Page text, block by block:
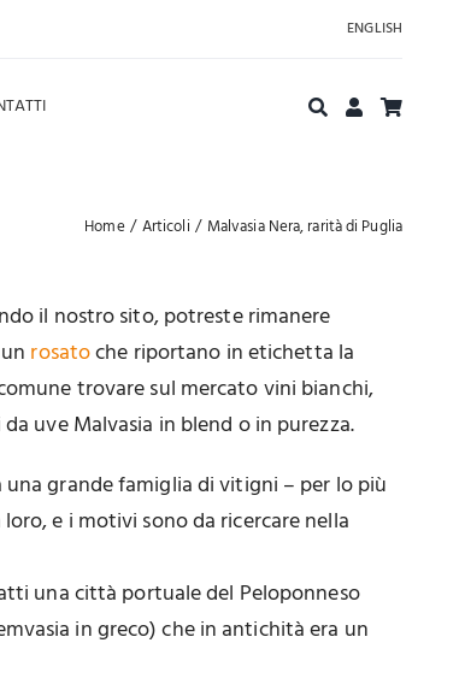
ENGLISH
Home Articoli Malvasia Nera, rarità di Puglia
il nostro sito, potreste rimanere
rosatoche riportano in etichetta la
trovare sul mercato vini bianchi,
uve Malvasia in blend o in purezza.
grande famiglia di vitigni – per lo più
e i motivi sono da ricercare nella
una città portuale del Peloponneso
in greco) che in antichità era un